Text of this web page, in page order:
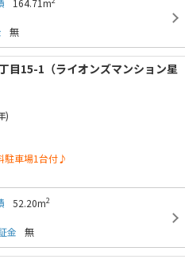
無
目15-1（ライオンズマンション星
)
駐車場1台付♪
52.20m2
金 無